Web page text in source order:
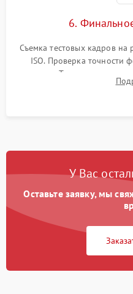
6.
Съемка тестовых кадров
ISO. Проверка точности
мишени. Тест записи на
вспышки, микрофона
У Вас
Оставьте заявку, мы